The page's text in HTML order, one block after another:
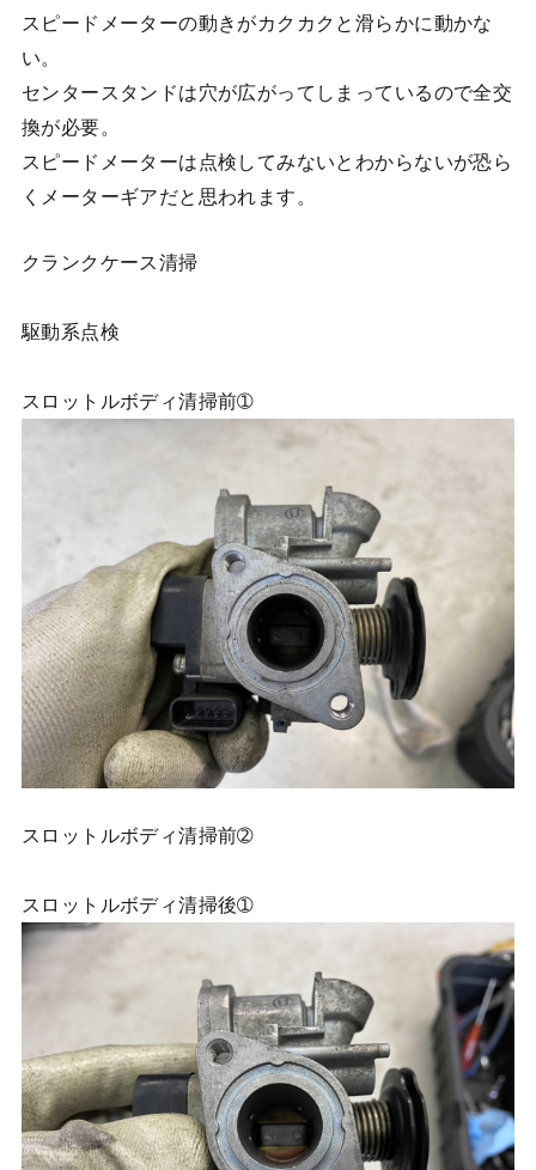
スピードメーターの動きがカクカクと滑らかに動かな
い。
センタースタンドは穴が広がってしまっているので全交
換が必要。
スピードメーターは点検してみないとわからないが恐ら
くメーターギアだと思われます。
クランクケース清掃
駆動系点検
スロットルボディ清掃前➀
スロットルボディ清掃前➁
スロットルボディ清掃後➀